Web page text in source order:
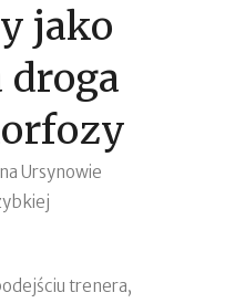
jako
droga
Ursynowie
trenera,